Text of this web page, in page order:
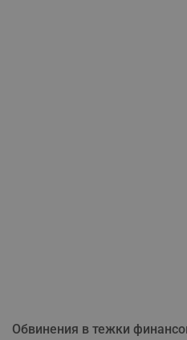
Обвинения в тежки